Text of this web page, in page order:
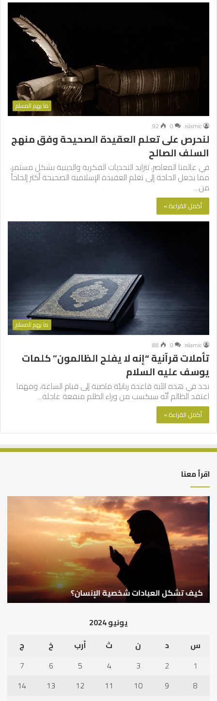
ما يهم المسلم
islamic
0
92
لنحرص على تعلم العقيدة الصحيحة وفق منهج
السلف الصالح
في عالمنا المعاصر، تتزايد التحديات الفكرية والدينية بشكل مستمر،
مما يجعل الحاجة إلى تعلم العقيدة الإسلامية الصحيحة أكثر إلحاحاً
من…
أكمل القراءة »
ما يهم المسلم
islamic
0
88
تأملات قرآنية “إنه لا يفلح الظالمون” كلمات
يوسف عليه السلام
نجد في هذه الآية قاعدة ربانيّة ماضية إلى قيام الساعة، ومهما
اعتقد الظالم أنّه سيكسب من وراء الظلم منفعة عاجلة…
أكمل القراءة »
اقرأ معنا
كيف
العبادات
شخصية
الإنسان؟
كيف تشكل العبادات شخصية الإنسان؟
يونيو 2024
س
د ن ث أرب خ
ج
1
2
3
4
5
6
7
8
9
10
11
12
13
14